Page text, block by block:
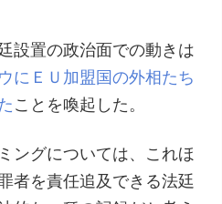
設置の政治面での動きは
にＥＵ加盟国の外相たち
ことを喚起した。
ングについては、これほ
者を責任追及できる法廷